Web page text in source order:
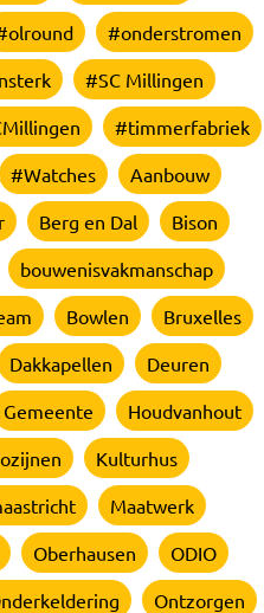
#onderstromen
#SC Millingen
#timmerfabriek
#Watches
Aanbouw
Berg en Dal
Bison
bouwenisvakmanschap
Bowlen
Bruxelles
Dakkapellen
Deuren
Gemeente
Houdvanhout
Kulturhus
Maatwerk
Oberhausen
ODIO
Ontzorgen